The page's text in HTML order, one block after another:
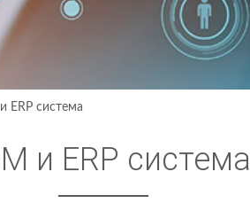
ERP система
и ERP система